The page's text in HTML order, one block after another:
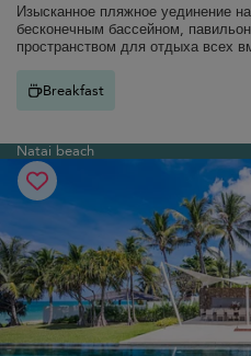
Изысканное пляжное уединение
бесконечным бассейном,
пространством для отдыха всех
Breakfast
Natai beach